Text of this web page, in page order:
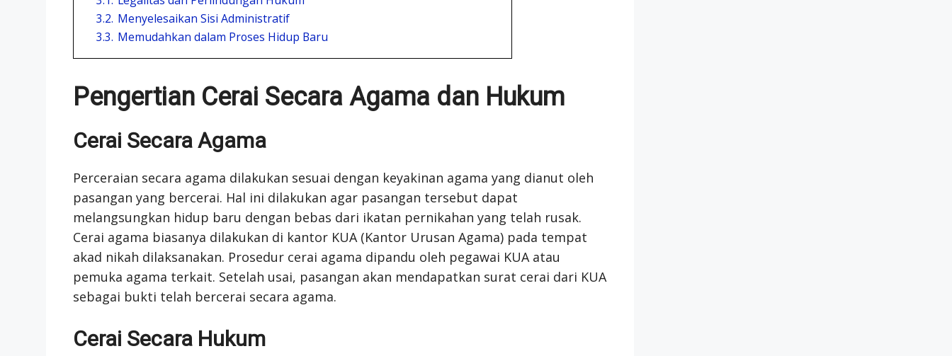
3.2. Menyelesaikan Sisi Administratif
3.3. Memudahkan dalam Proses Hidup Baru
Pengertian Cerai Secara Agama dan Hukum
Cerai Secara Agama
Perceraian secara agama dilakukan sesuai dengan keyakinan agama yang dianut oleh
pasangan yang bercerai. Hal ini dilakukan agar pasangan tersebut dapat
melangsungkan hidup baru dengan bebas dari ikatan pernikahan yang telah rusak.
Cerai agama biasanya dilakukan di kantor KUA (Kantor Urusan Agama) pada tempat
akad nikah dilaksanakan. Prosedur cerai agama dipandu oleh pegawai KUA atau
pemuka agama terkait. Setelah usai, pasangan akan mendapatkan surat cerai dari KUA
sebagai bukti telah bercerai secara agama.
Cerai Secara Hukum